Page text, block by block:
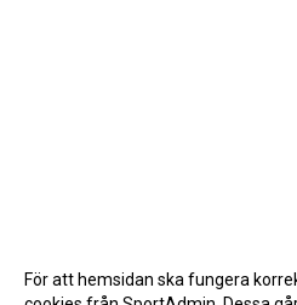
För att hemsidan ska fungera